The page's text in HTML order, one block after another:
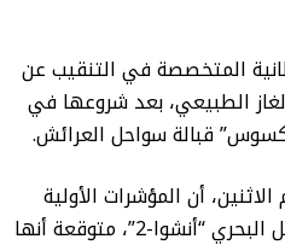
المتخصصة في التنقيب عن
الطبيعي، بعد شروعها في
أن المؤشرات الأولية
تؤكد وجود تراكمات غازية كبيرة في الحقل البحري “أنشوا-2”، متوقعة أنها